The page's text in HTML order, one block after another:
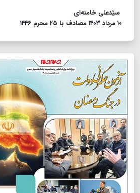
سیّدعلی خامنه‌ای
۱۰ مرداد ۱۴۰۳ مصادف با ۲۵ محرم ۱۴۴۶